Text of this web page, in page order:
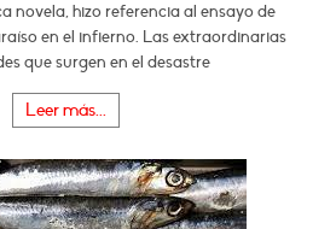
novela, hizo referencia al ensayo de
en el infierno. Las extraordinarias
que surgen en el desastre
Leer más...